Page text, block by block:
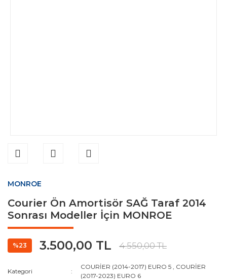
MONROE
Courier Ön Amortisör SAĞ Taraf 2014
Sonrası Modeller İçin MONROE
%23 3.500,00 TL 4.550,00 TL
Kategori
COURİER (2014-2017) EURO 5 , COURİER
(2017-2023) EURO 6